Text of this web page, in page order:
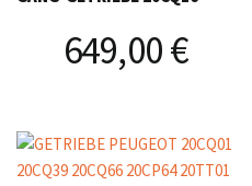
649,00€